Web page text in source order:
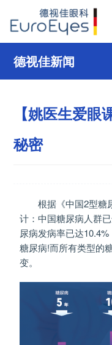
德视佳新闻
【姚医生爱
秘密
根据《中国2型糖
计：中国糖尿病人群
尿病发病率已达
糖尿病!而所有类型的
变。